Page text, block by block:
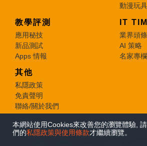
本網站使用Cookies來改善您的瀏覽體驗,
們的私隱政策與使用條款才繼續瀏覽。
動漫玩具
教學評測
應用秘技
新品測試
Apps 情報
IT
業界頭條
AI 策略
名家專欄
其他
私隱政策
免責聲明
聯絡/關於我們
© 2026 e-zone. All Rights Reserved.